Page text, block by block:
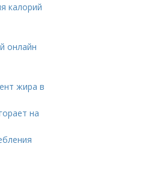
калорий
онлайн
жира в
на